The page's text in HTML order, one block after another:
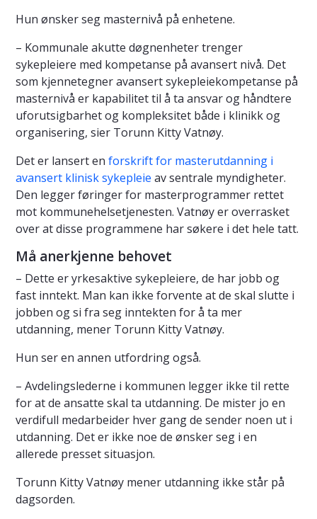
Hun ønsker seg masternivå på enhetene.
– Kommunale akutte døgnenheter trenger
sykepleiere med kompetanse på avansert nivå. Det
som kjennetegner avansert sykepleiekompetanse på
masternivå er kapabilitet til å ta ansvar og håndtere
uforutsigbarhet og kompleksitet både i klinikk og
organisering, sier Torunn Kitty Vatnøy.
Det er lansert en forskrift for masterutdanning i
avansert klinisk sykepleie av sentrale myndigheter.
Den legger føringer for masterprogrammer rettet
mot kommunehelsetjenesten. Vatnøy er overrasket
over at disse programmene har søkere i det hele tatt.
Må anerkjenne behovet
– Dette er yrkesaktive sykepleiere, de har jobb og
fast inntekt. Man kan ikke forvente at de skal slutte i
jobben og si fra seg inntekten for å ta mer
utdanning, mener Torunn Kitty Vatnøy.
Hun ser en annen utfordring også.
– Avdelingslederne i kommunen legger ikke til rette
for at de ansatte skal ta utdanning. De mister jo en
verdifull medarbeider hver gang de sender noen ut i
utdanning. Det er ikke noe de ønsker seg i en
allerede presset situasjon.
Torunn Kitty Vatnøy mener utdanning ikke står på
dagsorden.